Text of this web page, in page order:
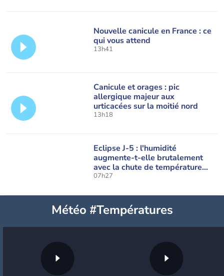
Nouvelle canicule en France : ce
qui vous attend
13h41
Canicule et orages : pic
allergique majeur aux
urticacées sur la moitié nord
13h18
Eclipse J-5 : l'humidité
augmente-t-elle brutalement
avec la chute de température
pendant l'éclipse du 12 août ?
07h27
Météo #Températures